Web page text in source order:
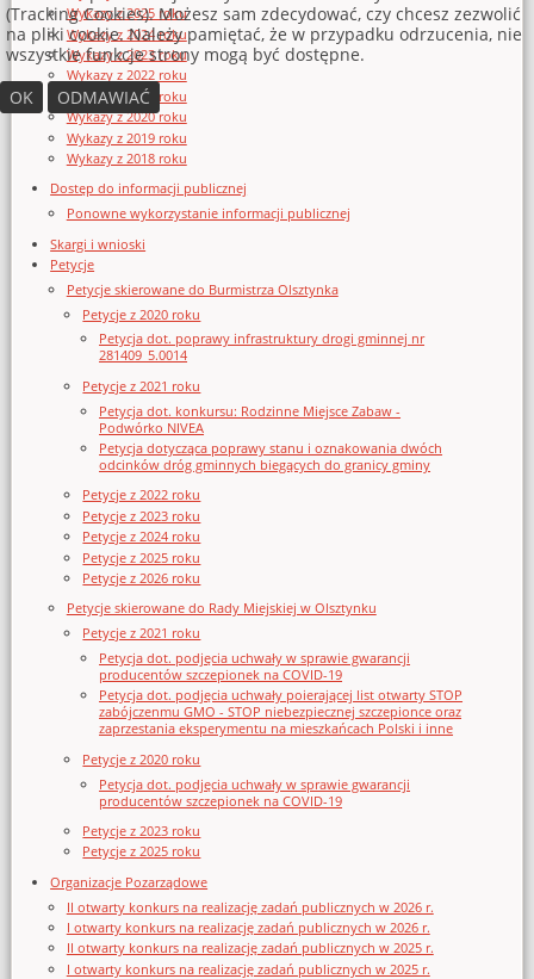
Wykazy z 2025 roku
Wykazy z 2024 roku
Wykazy z 2023 roku
Wykazy z 2022 roku
Wykazy z 2021 roku
Wykazy z 2020 roku
Wykazy z 2019 roku
Wykazy z 2018 roku
Dostęp do informacji publicznej
Ponowne wykorzystanie informacji publicznej
Skargi i wnioski
Petycje
Petycje skierowane do Burmistrza Olsztynka
Petycje z 2020 roku
Petycja dot. poprawy infrastruktury drogi gminnej nr
281409_5.0014
Petycje z 2021 roku
Petycja dot. konkursu: Rodzinne Miejsce Zabaw -
Podwórko NIVEA
Petycja dotycząca poprawy stanu i oznakowania dwóch
odcinków dróg gminnych biegących do granicy gminy
Petycje z 2022 roku
Petycje z 2023 roku
Petycje z 2024 roku
Petycje z 2025 roku
Petycje z 2026 roku
Petycje skierowane do Rady Miejskiej w Olsztynku
Petycje z 2021 roku
Petycja dot. podjęcia uchwały w sprawie gwarancji
producentów szczepionek na COVID-19
Petycja dot. podjęcia uchwały poierającej list otwarty STOP
zabójczenmu GMO - STOP niebezpiecznej szczepionce oraz
zaprzestania eksperymentu na mieszkańcach Polski i inne
Petycje z 2020 roku
Petycja dot. podjęcia uchwały w sprawie gwarancji
producentów szczepionek na COVID-19
Petycje z 2023 roku
Petycje z 2025 roku
Organizacje Pozarządowe
II otwarty konkurs na realizację zadań publicznych w 2026 r.
I otwarty konkurs na realizację zadań publicznych w 2026 r.
II otwarty konkurs na realizację zadań publicznych w 2025 r.
I otwarty konkurs na realizację zadań publicznych w 2025 r.
(Tracking Cookies). Możesz sam zdecydować, czy chcesz zezwolić
na pliki cookie. Należy pamiętać, że w przypadku odrzucenia, nie
wszystkie funkcje strony mogą być dostępne.
OK
ODMAWIAĆ